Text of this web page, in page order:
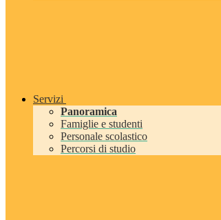
Servizi
Panoramica
Famiglie e studenti
Personale scolastico
Percorsi di studio